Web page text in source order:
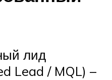
лид
Lead / MQL) –